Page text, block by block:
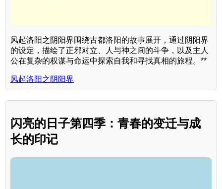
风起洛阳之阴阳界围绕古都洛阳的故事展开，通过阴阳界
的设定，描绘了正邪对立、人与神之间的斗争，以及主人
公在复杂的权谋与命运中探索自我和寻找真相的旅程。**
风起洛阳之阴阳界
闪亮的日子第四季：青春的变迁与成
长的印记